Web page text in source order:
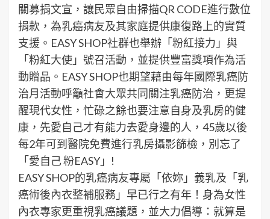
關募捐文宣，讓民眾自由掃描QR CODE進行數位
捐款，為乳癌病友及其家庭提供康復路上的實質
支援。EASY SHOP社群也舉辦「粉紅接力」與
「粉紅大使」號召活動，並提供豐富獎項作為活
動贈品。EASY SHOP也期望藉由每年國際乳癌防
治月活動呼籲社會大眾共同關注乳癌防治，更提
醒現代女性，忙碌之餘也要注意自身及乳房的健
康，先愛自己才有能力去愛身邊的人，45歲以後
每2年可到醫院免費進行乳房攝影篩檢，別忘了
「愛自己 粉EASY」!
EASY SHOP的乳癌病友專屬「依妳」義乳及「乳
癌術後內衣整補服務」早已行之有年！身為女性
內衣專家更重視乳癌議題，並大力倡導：就算是